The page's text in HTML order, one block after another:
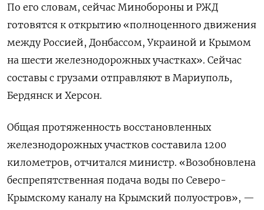
По его словам, сейчас Минобороны и РЖД
готовятся к открытию «полноценного движения
между Россией, Донбассом, Украиной и Крымом
на шести железнодорожных участках». Сейчас
составы с грузами отправляют в Мариуполь,
Бердянск и Херсон.
Общая протяженность восстановленных
железнодорожных участков составила 1200
километров, отчитался министр. «Возобновлена
беспрепятственная подача воды по Северо-
Крымскому каналу на Крымский полуостров», —